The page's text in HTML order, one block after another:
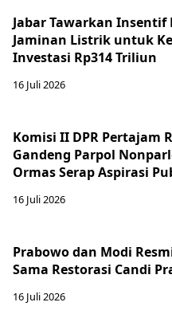
Jabar Tawarkan Insentif
Jaminan Listrik untuk
Investasi Rp314 Triliun
16 Juli 2026
Komisi II DPR Pertajam
Gandeng Parpol
Ormas Serap Aspirasi
16 Juli 2026
Prabowo dan Modi
Sama Restorasi Candi
16 Juli 2026